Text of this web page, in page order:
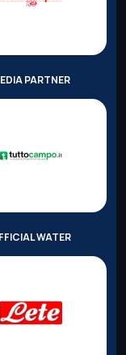
PARTNER
WATER